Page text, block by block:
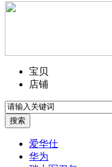
宝贝
店铺
爱华仕
华为